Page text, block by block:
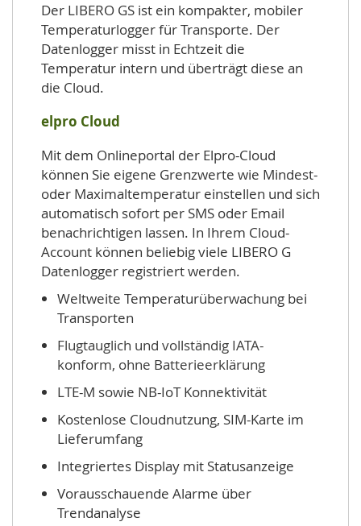
Der LIBERO GS ist ein kompakter, mobiler
Temperaturlogger für Transporte. Der
Datenlogger misst in Echtzeit die
Temperatur intern und überträgt diese an
die Cloud.
elpro Cloud
Mit dem Onlineportal der Elpro-Cloud
können Sie eigene Grenzwerte wie Mindest-
oder Maximaltemperatur einstellen und sich
automatisch sofort per SMS oder Email
benachrichtigen lassen. In Ihrem Cloud-
Account können beliebig viele LIBERO G
Datenlogger registriert werden.
Weltweite Temperaturüberwachung bei
Transporten
Flugtauglich und vollständig IATA-
konform, ohne Batterieerklärung
LTE-M sowie NB-IoT Konnektivität
Kostenlose Cloudnutzung, SIM-Karte im
Lieferumfang
Integriertes Display mit Statusanzeige
Vorausschauende Alarme über
Trendanalyse